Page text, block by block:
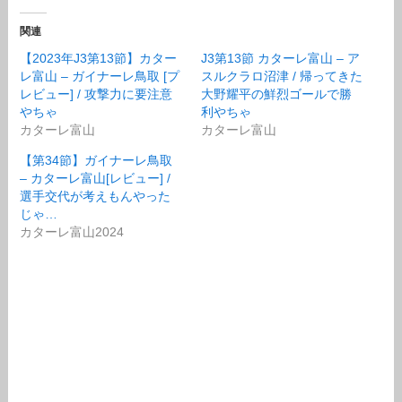
関連
【2023年J3第13節】カター
レ富山 – ガイナーレ鳥取 [プ
レビュー] / 攻撃力に要注意
やちゃ
カターレ富山
J3第13節 カターレ富山 – ア
スルクラロ沼津 / 帰ってきた
大野耀平の鮮烈ゴールで勝
利やちゃ
カターレ富山
【第34節】ガイナーレ鳥取
– カターレ富山[レビュー] /
選手交代が考えもんやった
じゃ…
カターレ富山2024